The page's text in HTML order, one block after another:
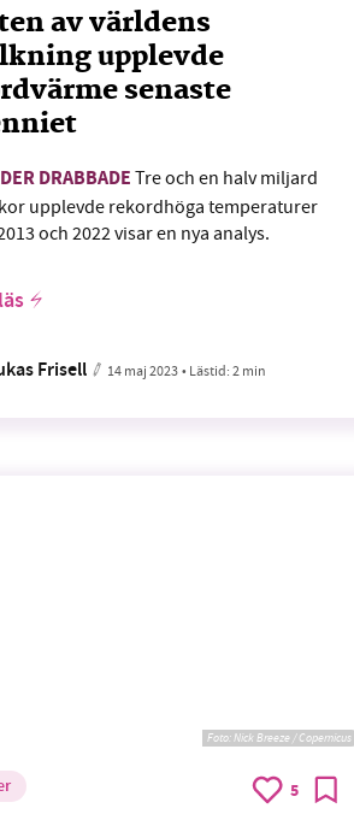
av världens
upplevde
senaste
DRABBADETre och en halv miljard
upplevde rekordhöga temperaturer
och 2022 visar en nya analys.
Frisell 14 maj 2023 • Lästid:2 min
Foto:Nick Breeze / Copernicus
5